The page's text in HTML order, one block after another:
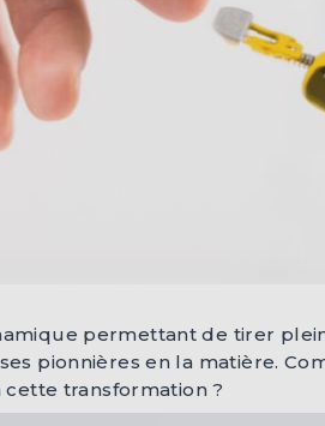
permettant de tirer
pionnières en la matière.
transformation ?